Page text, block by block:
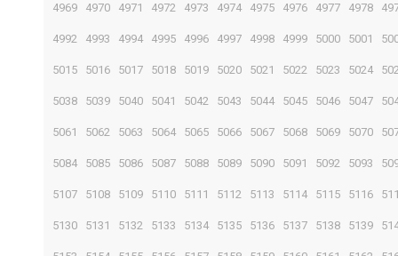
4969 4970 4971 4972 4973 4974 4975 4976 4977 4978
4992 4993 4994 4995 4996 4997 4998 4999 5000 5001
5015 5016 5017 5018 5019 5020 5021 5022 5023 5024
5038 5039 5040 5041 5042 5043 5044 5045 5046 5047
5061 5062 5063 5064 5065 5066 5067 5068 5069 5070
5084 5085 5086 5087 5088 5089 5090 5091 5092 5093
5107 5108 5109 5110 5111 5112 5113 5114 5115 5116
5130 5131 5132 5133 5134 5135 5136 5137 5138 5139